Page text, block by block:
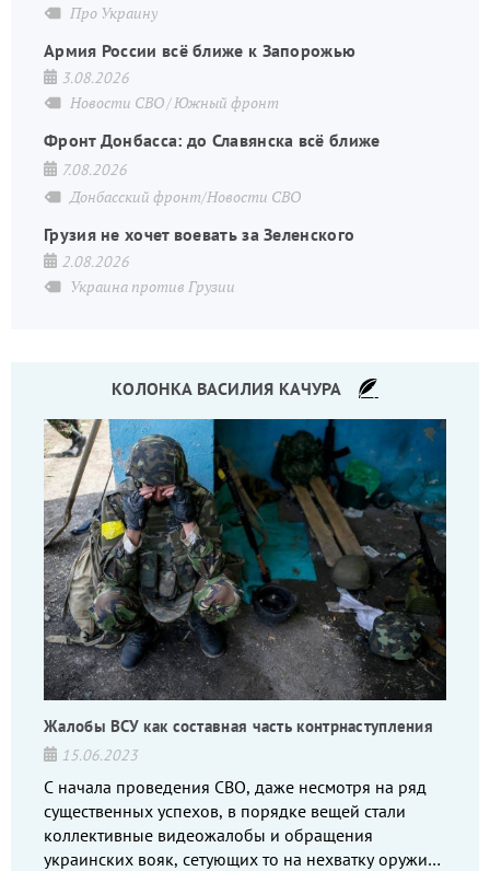
Про Украину
Армия России всё ближе к Запорожью
3.08.2026
Новости СВО Южный фронт
Фронт Донбасса: до Славянска всё ближе
7.08.2026
Донбасский фронт/Новости СВО
Грузия не хочет воевать за Зеленского
2.08.2026
Украина против Грузии
КОЛОНКА ВАСИЛИЯ КАЧУРА
Жалобы ВСУ как составная часть контрнаступления
15.06.2023
С начала проведения СВО, даже несмотря на ряд
существенных успехов, в порядке вещей стали
коллективные видеожалобы и обращения
украинских вояк, сетующих то на нехватку оружия,